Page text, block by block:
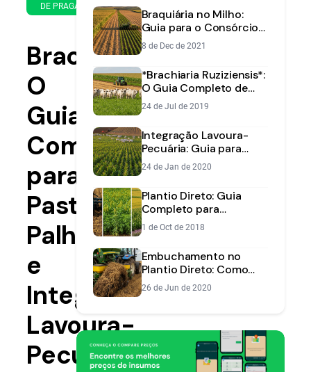
DE PRAGAS
de
2025
leitura
Brachiaria:
O
Guia
Completo
para
Pastagem,
Palhada
e
Integração
Lavoura-
Pecuária
Braquiária no Milho:
Guia para o Consórcio
Ideal | Aegro
8 de Dec de 2021
*Brachiaria Ruziziensis*:
O Guia Completo de
Manejo para Lavoura e
Pecuária
24 de Jul de 2019
Integração Lavoura-
Pecuária: Guia para
Aumentar
Produtividade
24 de Jan de 2020
Plantio Direto: Guia
Completo para
Aumentar a
Produtividade e Cuidar
1 de Oct de 2018
Embuchamento no
Plantio Direto: Como
Evitar Paradas e Perdas
26 de Jun de 2020